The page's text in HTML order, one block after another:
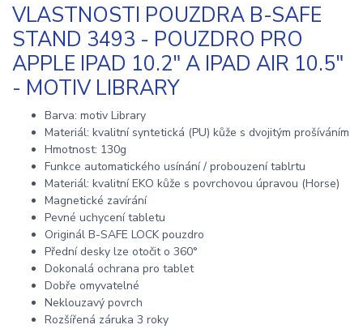
VLASTNOSTI POUZDRA B-SAFE
STAND 3493 - POUZDRO PRO
APPLE IPAD 10.2" A IPAD AIR 10.5"
- MOTIV LIBRARY
Barva: motiv Library
Materiál: kvalitní syntetická (PU) kůže s dvojitým prošíváním
Hmotnost: 130g
Funkce automatického usínání / probouzení tablrtu
Materiál: kvalitní EKO kůže s povrchovou úpravou (Horse)
Magnetické zavírání
Pevné uchycení tabletu
Originál B-SAFE LOCK pouzdro
Přední desky lze otočit o 360°
Dokonalá ochrana pro tablet
Dobře omyvatelné
Neklouzavý povrch
Rozšířená záruka 3 roky